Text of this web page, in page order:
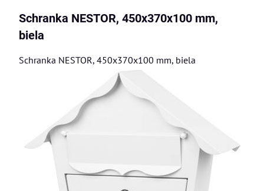
Schranka NESTOR, 450x370x100 mm,
biela
Schranka NESTOR, 450x370x100 mm, biela